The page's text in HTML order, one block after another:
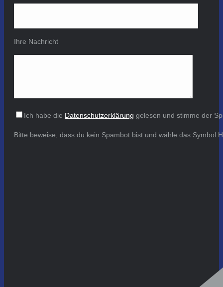
Ihre Nachricht
Ich habe die Datenschutzerklärung gelesen und stimme der
Bitte beweise, dass du kein Spambot bist und wähle das Symbol